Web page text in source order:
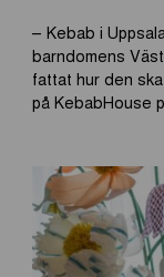
– Kebab i
barndomens
fattat hur den
på KebabHouse